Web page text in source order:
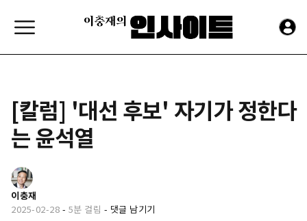
[칼럼] '대선 후보' 자기가 정한다
는 윤석열
이충재
2025-02-28 - 5분 걸림 - 댓글 남기기